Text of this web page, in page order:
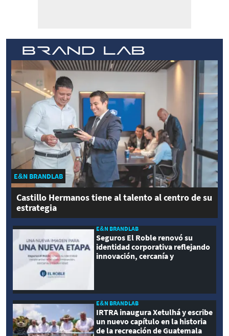
E&N BRANDLAB
Castillo Hermanos tiene al talento al centro de su
estrategia
E&N BRANDLAB
Seguros El Roble renovó su
identidad corporativa reflejando
innovación, cercanía y
E&N BRANDLAB
IRTRA inaugura Xetulhá y escribe
un nuevo capítulo en la historia
de la recreación de Guatemala